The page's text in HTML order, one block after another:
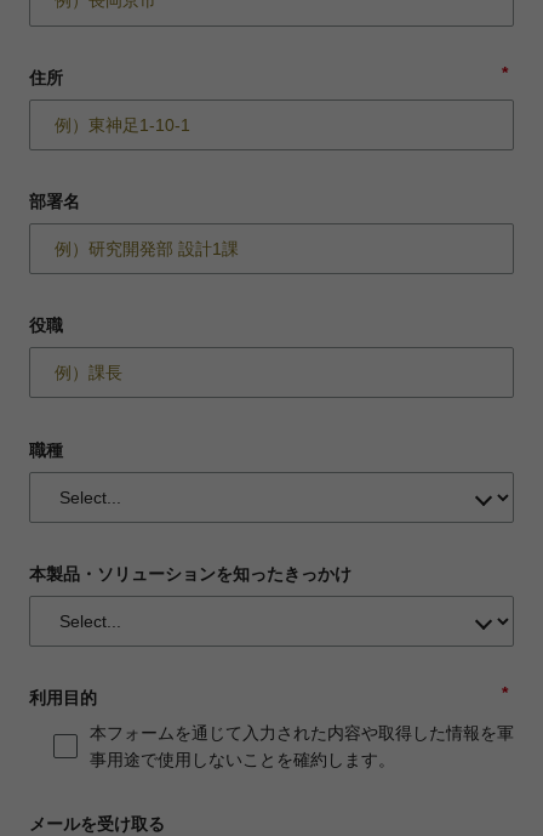
*
住所
部署名
役職
職種
本製品・ソリューションを知ったきっかけ
*
利用目的
本フォームを通じて入力された内容や取得した情報を軍
事用途で使用しないことを確約します。
メールを受け取る